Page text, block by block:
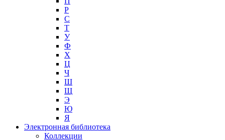
Р
С
Т
У
Ф
Х
Ц
Ч
Ш
Щ
Э
Ю
Я
Электронная библиотека
Коллекции